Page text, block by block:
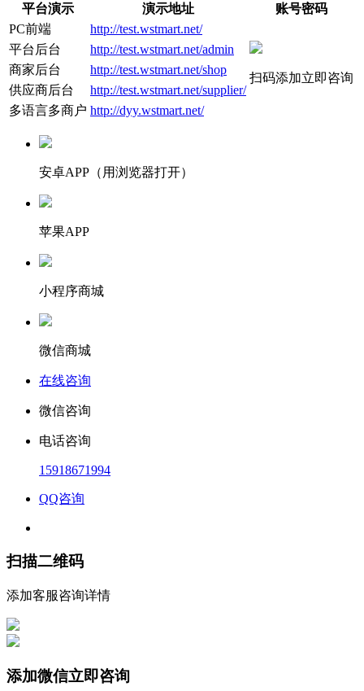
平台演示 演示地址
账号密码
PC前端
http://test.wstmart.net/
扫码添加立即咨询
平台后台
http://test.wstmart.net/admin
商家后台
http://test.wstmart.net/shop
供应商后台
http://test.wstmart.net/supplier/
多语言多商户 http://dyy.wstmart.net/
安卓APP（用浏览器打开）
苹果APP
小程序商城
微信商城
在线咨询
微信咨询
电话咨询
15918671994
QQ咨询
扫描二维码
添加客服咨询详情
添加微信立即咨询